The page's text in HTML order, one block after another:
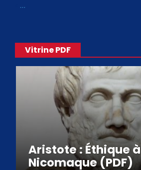
…
Vitrine PDF
Aristote : Éthique à
Nicomaque (PDF)